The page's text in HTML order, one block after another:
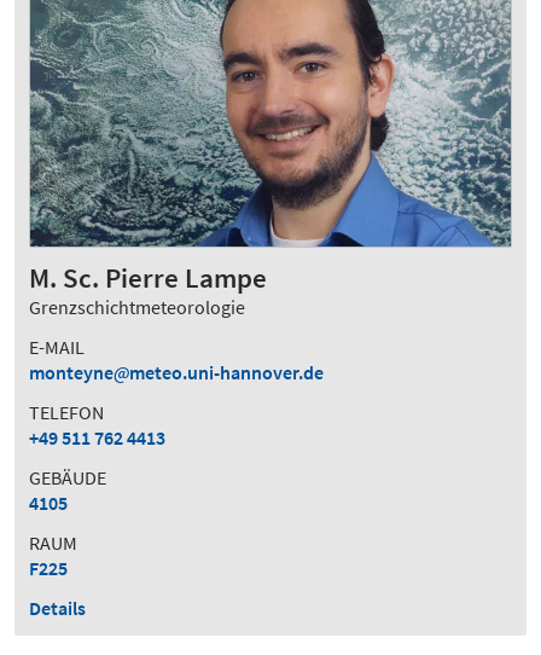
M. Sc. Pierre Lampe
Grenzschichtmeteorologie
E-MAIL
monteyne
meteo.uni-hannover.de
TELEFON
+49 511 762 4413
GEBÄUDE
4105
RAUM
F225
Details